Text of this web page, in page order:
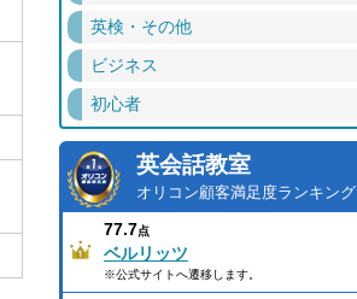
英検・その他
ビジネス
初心者
英会話教室
オリコン顧客満足度ランキング
77.7点
ベルリッツ
※公式サイトへ遷移します。